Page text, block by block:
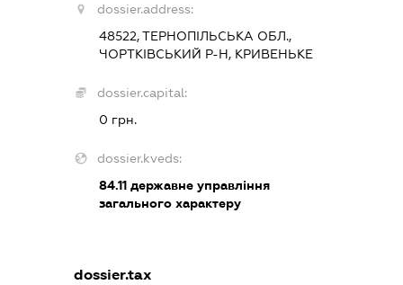
dossier.address:
48522, ТЕРНОПІЛЬСЬКА ОБЛ.,
ЧОРТКІВСЬКИЙ Р-Н, КРИВЕНЬКЕ
dossier.capital:
0 грн.
dossier.kveds:
84.11державне управління
загального характеру
dossier.tax